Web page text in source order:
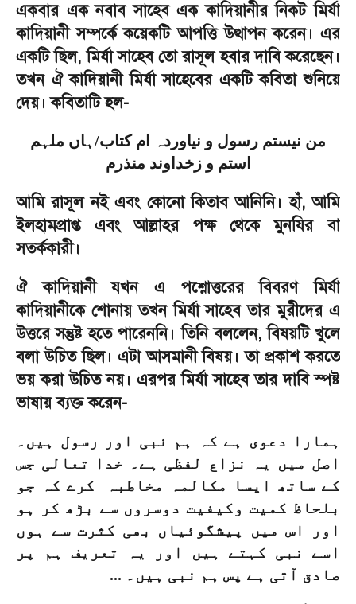
একবার এক নবাব সাহেব এক কাদিয়ানীর নিকট মির্যা
কাদিয়ানী সম্পর্কে কয়েকটি আপত্তি উত্থাপন করেন। এর
একটি ছিল,মির্যা সাহেব তো রাসূল হবার দাবি করেছেন।
তখন ঐ কাদিয়ানী মির্যা সাহেবের একটি কবিতা শুনিয়ে
দেয়। কবিতাটি হল-
من نیستم رسول و نیاوردہ ام کتاب/ ہاں ملہم
استم و زخداوند منذرم
আমি রাসূল নই এবং কোনো কিতাব আনিনি। হাঁ,আমি
ইলহামপ্রাপ্ত এবং আল্লাহর পক্ষ থেকে মুনযির বা
সতর্ককারী।
ঐ কাদিয়ানী যখন এ পশ্নোত্তরের বিবরণ মির্যা
কাদিয়ানীকে শোনায় তখন মির্যা সাহেব তার মুরীদের এ
উত্তরে সন্তুষ্ট হতে পারেননি। তিনি বললেন,বিষয়টি খুলে
বলা উচিত ছিল। এটা আসমানী বিষয়। তা প্রকাশ করতে
ভয় করা উচিত নয়। এরপর মির্যা সাহেব তার দাবি স্পষ্ট
ভাষায় ব্যক্ত করেন-
ہمارا دعوی ہے کہ ہم نبی اور رسول ہیں۔
اصل میں یہ نزاع لفظی ہے۔ خدا تعالی جس
کے ساتھ ایسا مکالمہ مخاطبہ کرے کہ جو
بلحاظ کمیت وکیفیت دوسروں سے بڑھ کر ہو
اور اس میں پیشگو‏‏‏ئیاں بھی کثرت سے ہوں
اسے نبی کہتے ہیں اور یہ تعریف ہم پر
صادق آتی ہے پس ہم نبی ہیں۔ ...